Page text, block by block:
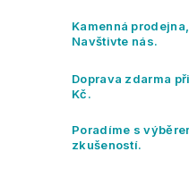
Kamenná
Navštivte nás.
Doprava zdarma
Kč.
Poradíme s
zkušeností.